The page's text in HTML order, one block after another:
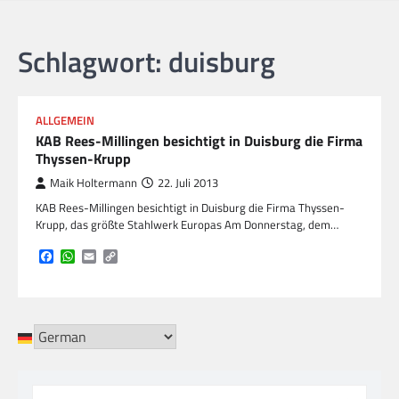
Schlagwort: duisburg
ALLGEMEIN
KAB Rees-Millingen besichtigt in Duisburg die Firma
Thyssen-Krupp
Maik Holtermann 22. Juli 2013
KAB Rees-Millingen besichtigt in Duisburg die Firma Thyssen-
Krupp, das größte Stahlwerk Europas Am Donnerstag, dem…
Facebook
WhatsApp
Email